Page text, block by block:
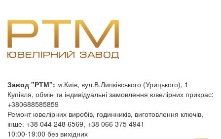
Завод "РТМ": м.Київ, вул.В.Липківського (Урицького), 1
Купівля, обмін та індивідуальні замовлення ювелірних прикрас:
+380688585859
Ремонт ювелірних виробів, годинників, виготовлення ключів,
інше: +38 044 248 6569, +38 066 375 4941
10:00-19:00 без вихідних